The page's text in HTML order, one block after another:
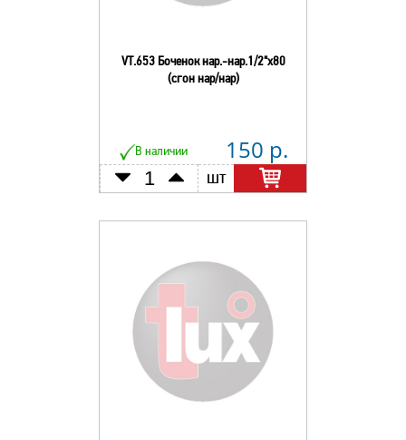
VT.653 Боченок нар.-нар.1/2"х80
(сгон нар/нар)
В наличии 150 р.
шт